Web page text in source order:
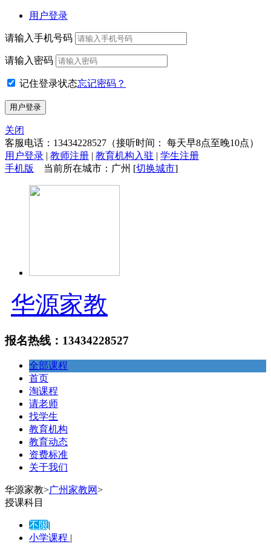
用户登录
请输入手机号码
请输入密码
记住登录状态忘记密码？
关闭
客服电话： 13434228527 （接听时间： 每天早8点至晚10点）
用户登录 | 教师注册 | 教育机构入驻 | 学生注册
手机版
当前所在城市：广州 [切换城市]
华源家教
报名热线：13434228527
全部课程
首页
淘课程
请老师
找学生
教育机构
教育动态
资费标准
关于我们
华源家教>广州家教网>
授课科目
不限|
小学课程 |